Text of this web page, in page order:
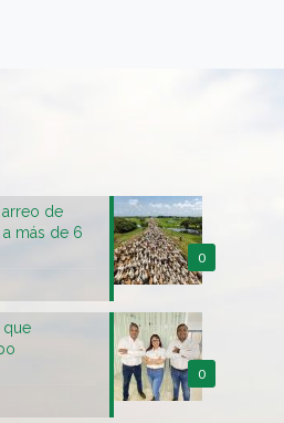
0
de
más de 6
0
que